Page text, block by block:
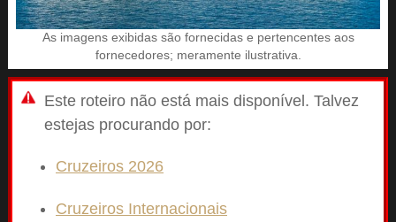
As imagens exibidas são fornecidas e pertencentes aos
fornecedores; meramente ilustrativa.
Este roteiro não está mais disponível. Talvez
estejas procurando por:
Cruzeiros 2026
Cruzeiros Internacionais